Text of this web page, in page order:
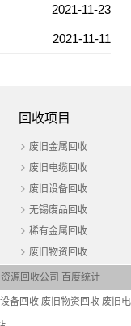
2021-11-23
2021-11-11
回收项目
废旧金属回收
废旧电缆回收
废旧设备回收
无锡废品回收
稀有金属回收
废旧物资回收
源回收公司 百度统计
备回收 废旧物资回收 废旧电